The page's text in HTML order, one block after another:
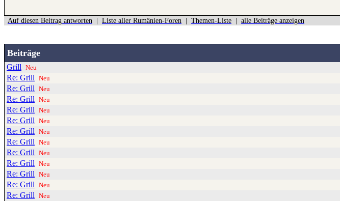
Auf diesen Beitrag antworten Liste aller Rumänien-Foren Themen-Liste alle Beiträge anzeigen
Beiträge
Grill Neu
Re: Grill Neu
Re: Grill Neu
Re: Grill Neu
Re: Grill Neu
Re: Grill Neu
Re: Grill Neu
Re: Grill Neu
Re: Grill Neu
Re: Grill Neu
Re: Grill Neu
Re: Grill Neu
Re: Grill Neu